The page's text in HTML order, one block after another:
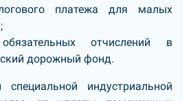
платежа для малых
отчислений в
дорожный фонд.
индустриальной